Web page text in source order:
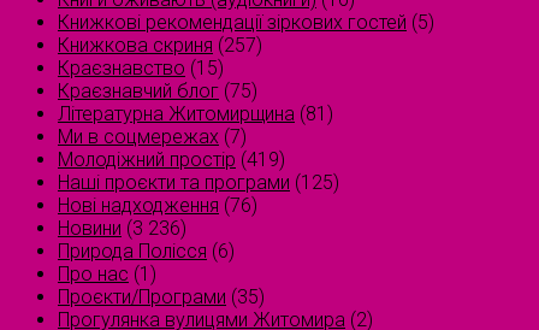
Книжкові рекомендації зіркових гостей (5)
Книжкова скриня (257)
Краєзнавство (15)
Краєзнавчий блог (75)
Літературна Житомирщина (81)
Ми в соцмережах (7)
Молодіжний простір (419)
Наші проєкти та програми (125)
Нові надходження (76)
Новини (3 236)
Природа Полісся (6)
Про нас (1)
Проєкти/Програми (35)
Прогулянка вулицями Житомира (2)